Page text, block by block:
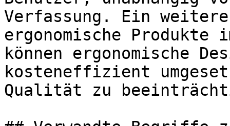
Verfassung. Ein
ergonomische
können ergonomische
kosteneffizient
Qualität zu